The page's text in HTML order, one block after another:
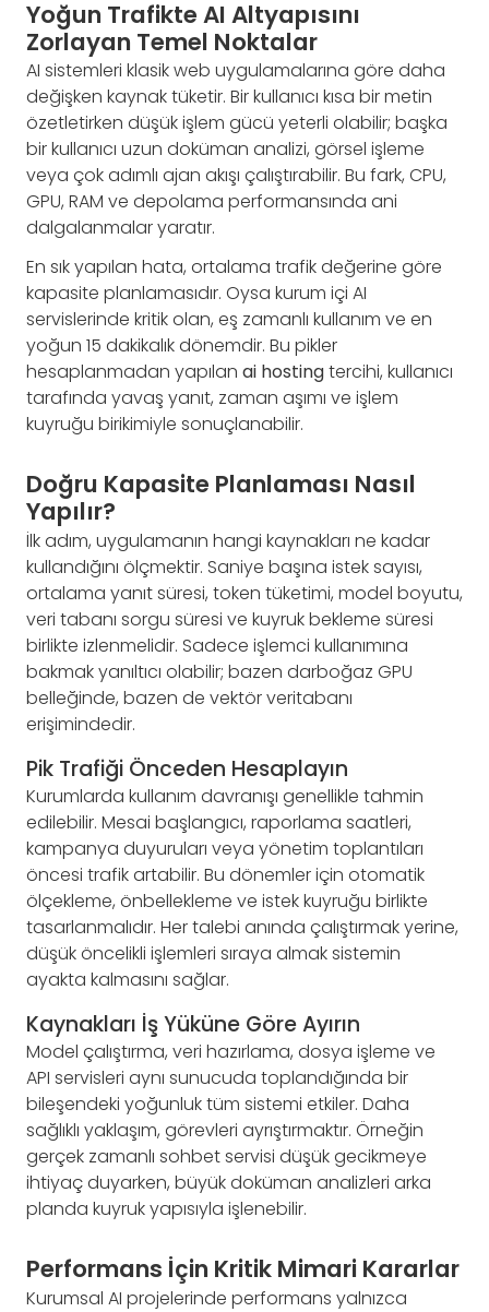
Yoğun Trafikte AI Altyapısını
Zorlayan Temel Noktalar
AI sistemleri klasik web uygulamalarına göre daha
değişken kaynak tüketir. Bir kullanıcı kısa bir metin
özetletirken düşük işlem gücü yeterli olabilir; başka
bir kullanıcı uzun doküman analizi, görsel işleme
veya çok adımlı ajan akışı çalıştırabilir. Bu fark, CPU,
GPU, RAM ve depolama performansında ani
dalgalanmalar yaratır.
En sık yapılan hata, ortalama trafik değerine göre
kapasite planlamasıdır. Oysa kurum içi AI
servislerinde kritik olan, eş zamanlı kullanım ve en
yoğun 15 dakikalık dönemdir. Bu pikler
hesaplanmadan yapılan ai hostingtercihi, kullanıcı
tarafında yavaş yanıt, zaman aşımı ve işlem
kuyruğu birikimiyle sonuçlanabilir.
Doğru Kapasite Planlaması Nasıl
Yapılır?
İlk adım, uygulamanın hangi kaynakları ne kadar
kullandığını ölçmektir. Saniye başına istek sayısı,
ortalama yanıt süresi, token tüketimi, model boyutu,
veri tabanı sorgu süresi ve kuyruk bekleme süresi
birlikte izlenmelidir. Sadece işlemci kullanımına
bakmak yanıltıcı olabilir; bazen darboğaz GPU
belleğinde, bazen de vektör veritabanı
erişimindedir.
Pik Trafiği Önceden Hesaplayın
Kurumlarda kullanım davranışı genellikle tahmin
edilebilir. Mesai başlangıcı, raporlama saatleri,
kampanya duyuruları veya yönetim toplantıları
öncesi trafik artabilir. Bu dönemler için otomatik
ölçekleme, önbellekleme ve istek kuyruğu birlikte
tasarlanmalıdır. Her talebi anında çalıştırmak yerine,
düşük öncelikli işlemleri sıraya almak sistemin
ayakta kalmasını sağlar.
Kaynakları İş Yüküne Göre Ayırın
Model çalıştırma, veri hazırlama, dosya işleme ve
API servisleri aynı sunucuda toplandığında bir
bileşendeki yoğunluk tüm sistemi etkiler. Daha
sağlıklı yaklaşım, görevleri ayrıştırmaktır. Örneğin
gerçek zamanlı sohbet servisi düşük gecikmeye
ihtiyaç duyarken, büyük doküman analizleri arka
planda kuyruk yapısıyla işlenebilir.
Performans İçin Kritik Mimari Kararlar
Kurumsal AI projelerinde performans yalnızca